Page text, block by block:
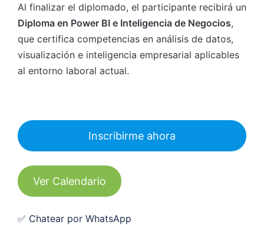
Al finalizar el diplomado, el participante recibirá un
Diploma en Power BI e Inteligencia de Negocios,
que certifica competencias en análisis de datos,
visualización e inteligencia empresarial aplicables
al entorno laboral actual.
Inscribirme ahora
Ver Calendario
✅ Chatear por WhatsApp